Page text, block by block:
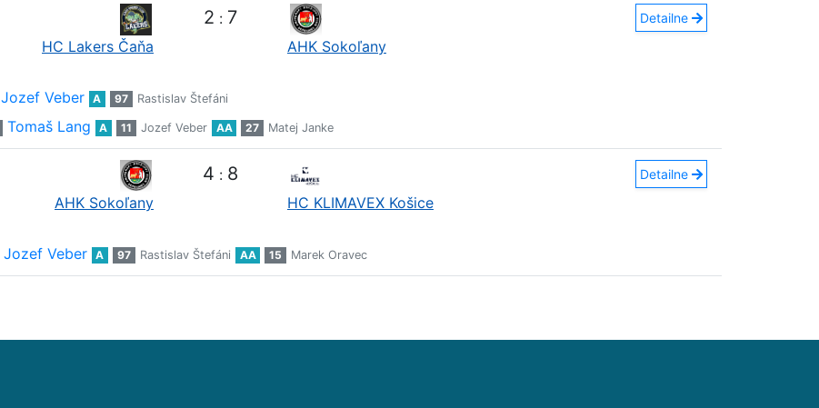
HC Lakers Čaňa
2 : 7
AHK Sokoľany
Detailne
Jozef Veber A 97 Rastislav Štefáni
Tomaš Lang A 11 Jozef Veber AA 27 Matej Janke
AHK Sokoľany
4 : 8
HC KLIMAVEX Košice
Detailne
Jozef Veber A 97 Rastislav Štefáni AA 15 Marek Oravec